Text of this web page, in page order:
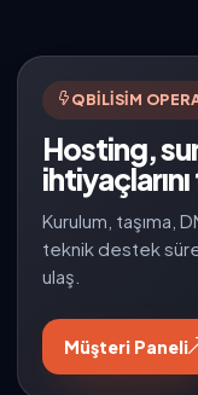
QBILISIM
Hosting,
Kurulum, taşıma,
teknik destek
ulaş.
Müşteri Paneli